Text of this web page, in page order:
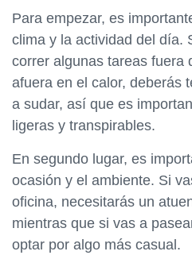
Para empezar, es
clima y la actividad del día.
correr algunas tareas fuera
afuera en el calor, deberás
a sudar, así que es
ligeras y transpirables.
En segundo lugar, es
ocasión y el ambiente. Si
oficina, necesitarás un
mientras que si vas a
optar por algo más casual.